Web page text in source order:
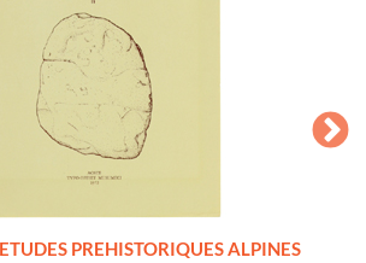
PREHISTORIQUES ALPINES